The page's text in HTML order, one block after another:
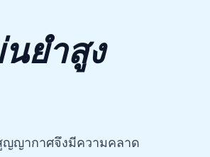
ยำสูง
ญญากาศจึงมีความคลาด